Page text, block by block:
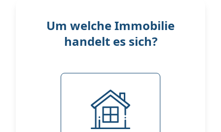
Um welche Immobilie
handelt es sich?